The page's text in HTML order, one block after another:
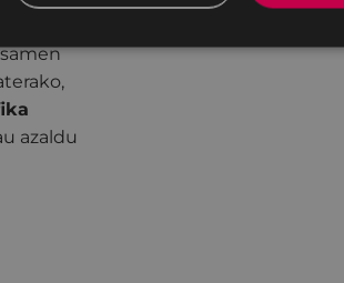
azaldu